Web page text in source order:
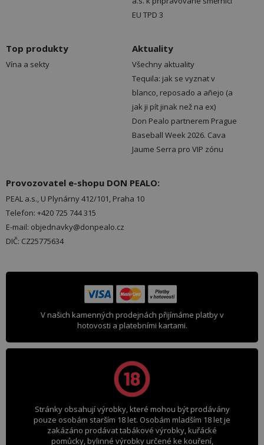
EU TPD 3
Top produkty
Vína a sekty
Aktuality
Všechny aktuality
Tequila: jak se vyznat v
blanco, reposado a añejo (a
jak ji pít jinak než na ex)
Don Pealo partnerem Prague
Baseball Week 2026. Cava
Jaume Serra pro VIP zónu
Provozovatel e-shopu DON PEALO:
PEAL a.s., U Plynárny 412/101, Praha 10
Telefon: +420 725 744 315
E-mail: objednavky@donpealo.cz
DIČ: CZ25775634
V našich kamenných prodejnách přijímáme platby v
hotovosti a platebními kartami.
Stránky obsahují výrobky, které mohou být prodávány
pouze osobám starším 18 let. Osobám mladším 18 let je
zakázáno prodávat tabákové výrobky, kuřácké
pomůcky, bylinné výrobky určené ke kouření,